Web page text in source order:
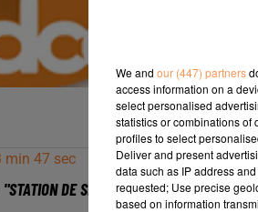
min 47 sec
DE SKI GAVARNIE GÈDRE" SUR
We and our (447) partners
access information on a
select personalised
statistics or combinations of
profiles to select
Deliver and present
data such as IP address
requested; Use precise
based on information